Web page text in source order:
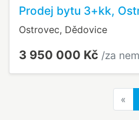
Prodej bytu 3+kk,
Ostrovec, Dědovice
3 950 000 Kč /za
«